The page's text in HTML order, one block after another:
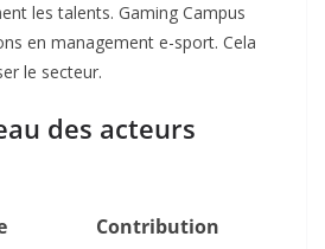
les talents. Gaming Campus
en management e-sport. Cela
le secteur.
des acteurs
Contribution